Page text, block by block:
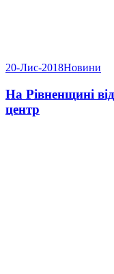
20-Лис-2018Новини
На Рівненщині
центр